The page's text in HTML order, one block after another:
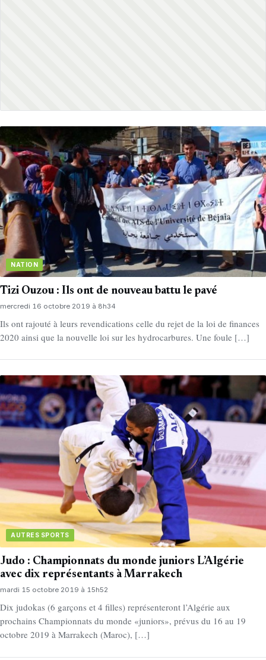
NATION
Tizi Ouzou : Ils ont de nouveau battu le pavé
mercredi 16 octobre 2019 à 8h34
Ils ont rajouté à leurs revendications celle du rejet de la loi de finances
2020 ainsi que la nouvelle loi sur les hydrocarbures. Une foule […]
AUTRES SPORTS
Judo : Championnats du monde juniors L’Algérie
avec dix représentants à Marrakech
mardi 15 octobre 2019 à 15h52
Dix judokas (6 garçons et 4 filles) représenteront l’Algérie aux
prochains Championnats du monde «juniors», prévus du 16 au 19
octobre 2019 à Marrakech (Maroc), […]